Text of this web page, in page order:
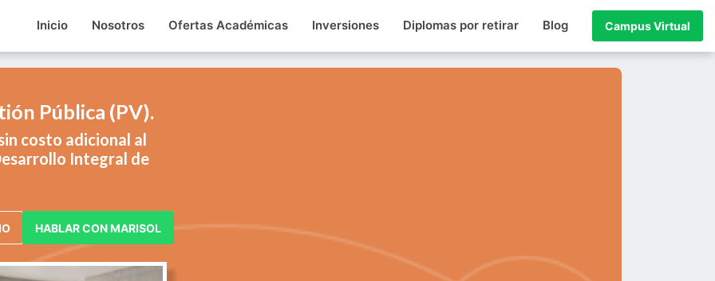
Inicio Nosotros Ofertas Académicas Inversiones Diplomas por retirar Blog Campus Virtual
Pública (PV).
costo adicional al
Integral de
HABLAR CON MARISOL